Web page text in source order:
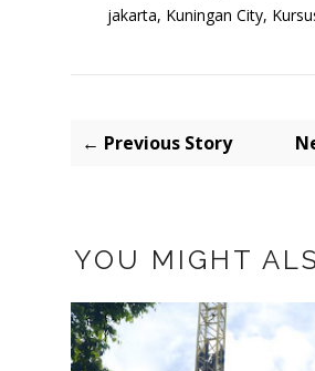
jakarta, Kuningan City,
← Previous Story
YOU MIGHT